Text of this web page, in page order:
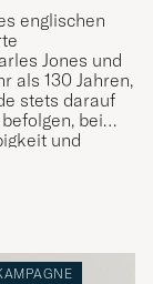
englischen
Jones und
als 130 Jahren,
stets darauf
bei
und